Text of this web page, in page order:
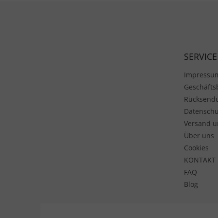
SERVICE
Versand
Über uns
Cookies
KONTAKT
FAQ
Blog